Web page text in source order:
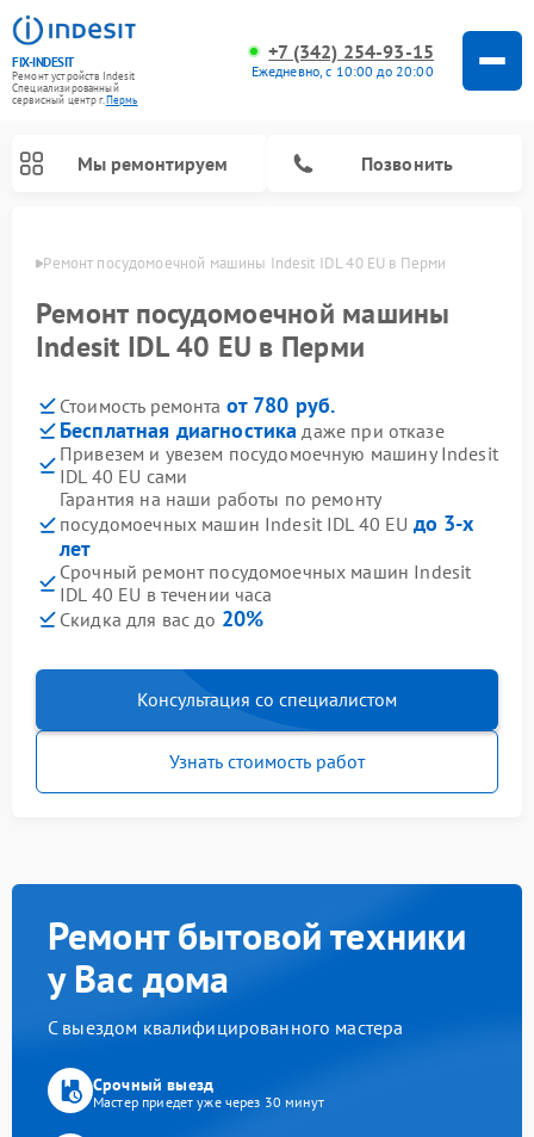
FIX-INDESIT
Ремонт устройств Indesit
Специализированный
cервисный центр г.Пермь
+7 (342) 254-93-15
Ежедневно, с 10:00 до 20:00
Мы ремонтируем Позвонить
Ремонт посудомоечной машины Indesit IDL 40 EU в Перми
Ремонт посудомоечной машины
Indesit IDL 40 EU в Перми
Стоимость ремонта от 780 руб.
Бесплатная диагностика даже при отказе
Привезем и увезем посудомоечную машину Indesit
IDL 40 EU сами
Гарантия на наши работы по ремонту
посудомоечных машин Indesit IDL 40 EU до 3-х
лет
Срочный ремонт посудомоечных машин Indesit
IDL 40 EU в течении часа
Скидка для вас до 20%
Консультация со специалистом
Узнать стоимость работ
Ремонт бытовой техники
у Вас дома
С выездом квалифицированного мастера
Срочный выезд
Мастер приедет уже через 30 минут